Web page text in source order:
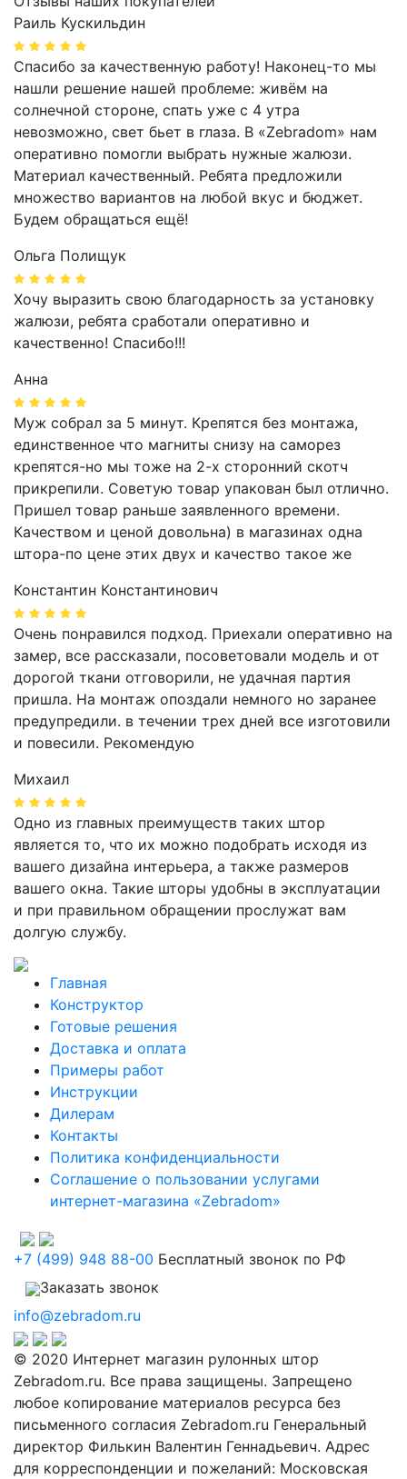
Раиль Кускильдин
Спасибо за качественную работу! Наконец-то мы
нашли решение нашей проблеме: живём на
солнечной стороне, спать уже с 4 утра
невозможно, свет бьет в глаза. В «Zebradom» нам
оперативно помогли выбрать нужные жалюзи.
Материал качественный. Ребята предложили
множество вариантов на любой вкус и бюджет.
Будем обращаться ещё!
Ольга Полищук
Хочу выразить свою благодарность за установку
жалюзи, ребята сработали оперативно и
качественно! Спасибо!!!
Анна
Муж собрал за 5 минут. Крепятся без монтажа,
единственное что магниты снизу на саморез
крепятся-но мы тоже на 2-х сторонний скотч
прикрепили. Советую товар упакован был отлично.
Пришел товар раньше заявленного времени.
Качеством и ценой довольна) в магазинах одна
штора-по цене этих двух и качество такое же
Константин Константинович
Очень понравился подход. Приехали оперативно на
замер, все рассказали, посоветовали модель и от
дорогой ткани отговорили, не удачная партия
пришла. На монтаж опоздали немного но заранее
предупредили. в течении трех дней все изготовили
и повесили. Рекомендую
Михаил
Одно из главных преимуществ таких штор
является то, что их можно подобрать исходя из
вашего дизайна интерьера, а также размеров
вашего окна. Такие шторы удобны в эксплуатации
и при правильном обращении прослужат вам
долгую службу.
Главная
Конструктор
Готовые решения
Доставка и оплата
Примеры работ
Инструкции
Дилерам
Контакты
Политика конфиденциальности
Соглашение о пользовании услугами
интернет-магазина «Zebradom»
+7 (499) 948 88-00 Бесплатный звонок по РФ
Заказать звонок
info@zebradom.ru
© 2020 Интернет магазин рулонных штор
Zebradom.ru. Все права защищены. Запрещено
любое копирование материалов ресурса без
письменного согласия Zebradom.ru Генеральный
директор Филькин Валентин Геннадьевич. Адрес
для корреспонденции и пожеланий: Московская